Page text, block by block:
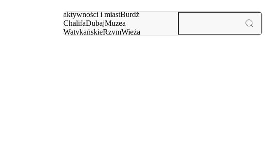
aktywności i miastBurdż
ChalifaDubajMuzea
WatykańskieRzymWieża